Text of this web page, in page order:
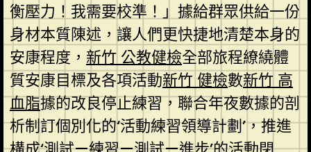
衡壓力！我需要校準！」據給群眾供給一份
身材本質陳述，讓人們更快捷地清楚本身的
安康程度， 新竹 公教健檢全部旅程繚繞體
質安康目標及各項活動新竹 健檢數新竹 高
血脂據的改良停止練習，聯合年夜數據的剖
析制訂個別化的‘活動練習領導計劃’，推進